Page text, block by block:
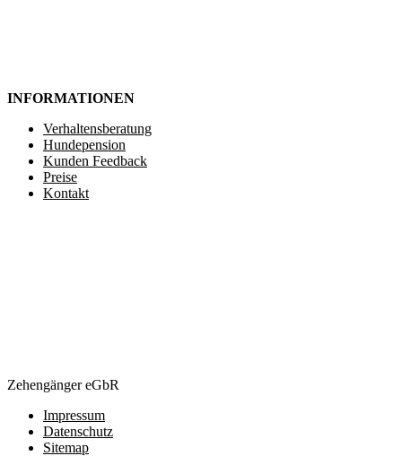
INFORMATIONEN
Verhaltensberatung
Hundepension
Kunden Feedback
Preise
Kontakt
Zehengänger eGbR
Impressum
Datenschutz
Sitemap